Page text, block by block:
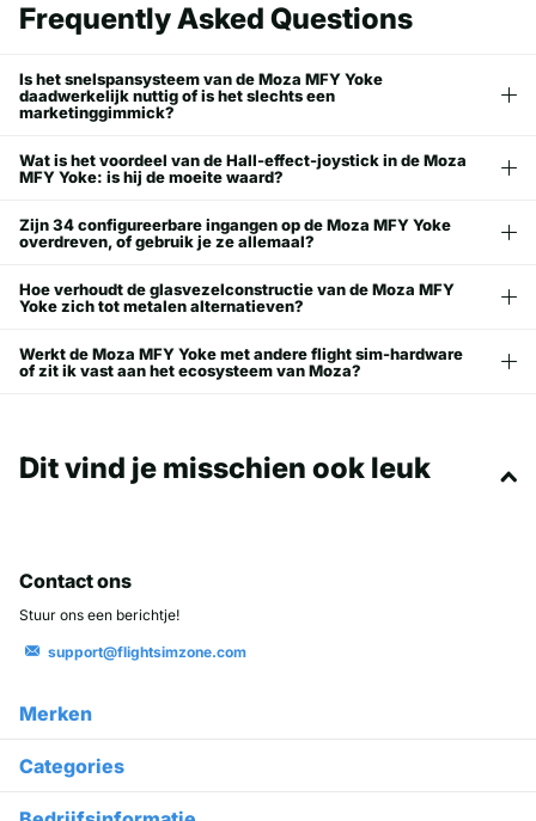
Frequently Asked Questions
Is het snelspansysteem van de Moza MFY Yoke
daadwerkelijk nuttig of is het slechts een
marketinggimmick?
Wat is het voordeel van de Hall-effect-joystick in de Moza
MFY Yoke: is hij de moeite waard?
Zijn 34 configureerbare ingangen op de Moza MFY Yoke
overdreven, of gebruik je ze allemaal?
Hoe verhoudt de glasvezelconstructie van de Moza MFY
Yoke zich tot metalen alternatieven?
Werkt de Moza MFY Yoke met andere flight sim-hardware
of zit ik vast aan het ecosysteem van Moza?
Dit vind je misschien ook leuk
Merken
Categories
Contact ons
Stuur ons een berichtje!
support@flightsimzone.com